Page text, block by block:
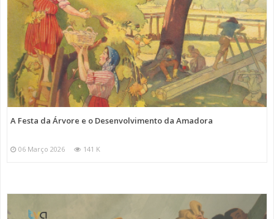
A Festa da Árvore e o Desenvolvimento da Amadora
06 Março 2026 141 K